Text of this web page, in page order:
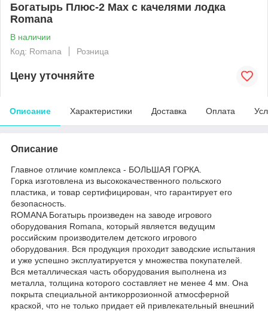
Богатырь Плюс-2 Max с качелями лодка
Romana
В наличии
Код: Romana
Розница
Цену уточняйте
Описание Характеристики Доставка Оплата
Описание
Главное отличие комплекса - БОЛЬШАЯ ГОРКА.
Горка изготовлена из высококачественного польского
пластика, и товар сертифицирован, что гарантирует его
безопасность.
ROMANA Богатырь произведен на заводе игрового
оборудования Romana, который является ведущим
российским производителем детского игрового
оборудования. Вся продукция проходит заводские испытания
и уже успешно эксплуатируется у множества покупателей.
Вся металлическая часть оборудования выполнена из
металла, толщина которого составляет не менее 4 мм. Она
покрыта специальной антикоррозионной атмосферной
краской, что не только придает ей привлекательный внешний